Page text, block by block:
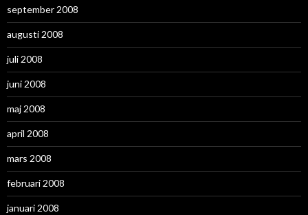
september 2008
augusti 2008
juli 2008
juni 2008
maj 2008
april 2008
mars 2008
februari 2008
januari 2008